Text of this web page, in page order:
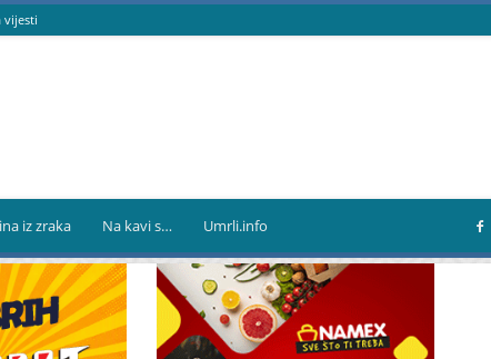
vijesti
iz zraka Na kavi s… Umrli.info